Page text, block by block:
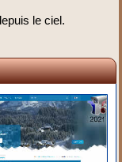
le ciel.